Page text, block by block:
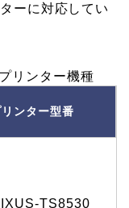
ーに対応してい
リンター機種
リンター型番
TS8530